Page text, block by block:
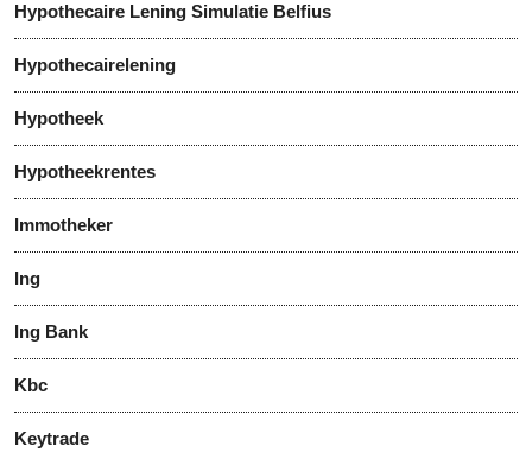
Hypothecaire Lening Simulatie Belfius
Hypothecairelening
Hypotheek
Hypotheekrentes
Immotheker
Ing
Ing Bank
Kbc
Keytrade